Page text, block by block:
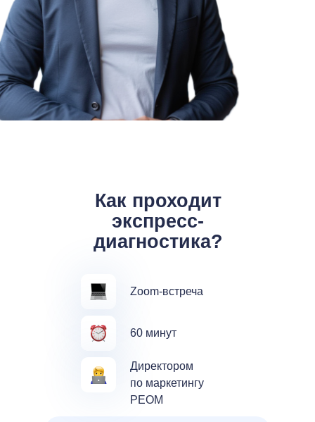
Антон
Петроченков
Автор системы РЕОМ
Как проходит
экспресс-
диагностика?
Zoom-встреча
60 минут
Директором
по маркетингу
РЕОМ